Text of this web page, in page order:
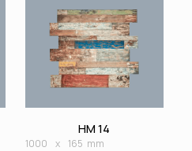
HM 14
1000 x 165 mm